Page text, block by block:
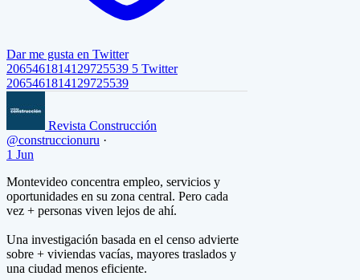
Dar me gusta en Twitter
2065461814129725539 5 Twitter
2065461814129725539
Revista Construcción
@construccionuru ·
1 Jun
Montevideo concentra empleo, servicios y
oportunidades en su zona central. Pero cada
vez + personas viven lejos de ahí.
Una investigación basada en el censo advierte
sobre + viviendas vacías, mayores traslados y
una ciudad menos eficiente.